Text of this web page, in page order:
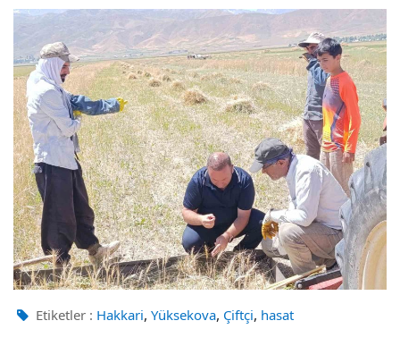
Etiketler : Hakkari, Yüksekova, Çiftçi, hasat